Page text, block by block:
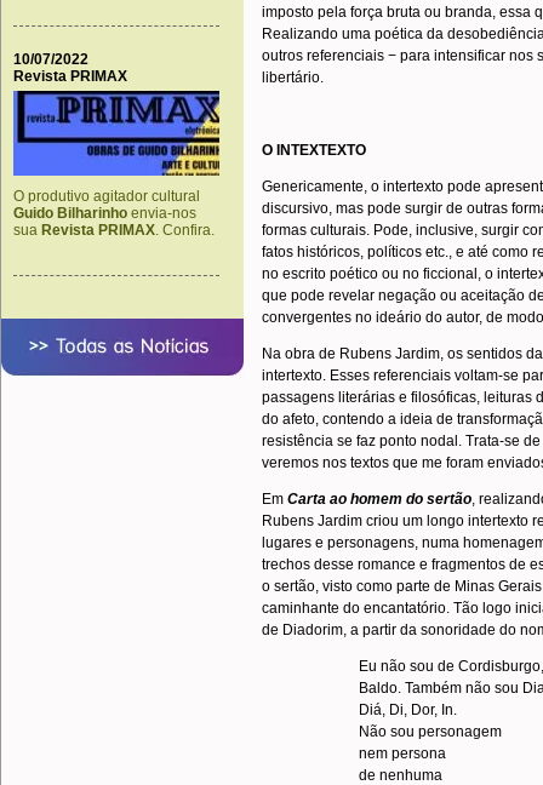
10/07/2022
Revista PRIMAX
O produtivo agitador cultural
Guido Bilharinho envia-nos
sua Revista PRIMAX. Confira.
imposto pela força bruta ou branda, essa
Realizando uma poética da
outros referenciais − para intensificar nos
libertário.
O INTEXTEXTO
Genericamente, o intertexto pode
discursivo, mas pode surgir de outras
formas culturais. Pode, inclusive, surgir
fatos históricos, políticos etc., e até como
no escrito poético ou no ficcional, o
que pode revelar negação ou aceitação
convergentes no ideário do autor, de
Na obra de Rubens Jardim, os sentidos
intertexto. Esses referenciais voltam-se
passagens literárias e filosóficas, leituras
do afeto, contendo a ideia de
resistência se faz ponto nodal. Trata-se
veremos nos textos que me foram
Em Carta ao homem do sertão,
Rubens Jardim criou um longo intertexto
lugares e personagens, numa
trechos desse romance e fragmentos de
o sertão, visto como parte de Minas
caminhante do encantatório. Tão logo
de Diadorim, a partir da sonoridade do
Eu não sou de
Baldo. Também não sou
Diá, Di, Dor, In.
Não sou personagem
nem persona
de nenhuma